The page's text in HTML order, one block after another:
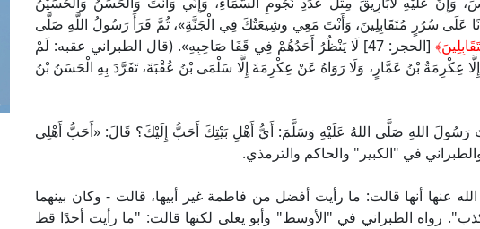
عَلَى سُرُرٍ مُتَقَابِلِينَ، وَأَنْتَ مَعِي وشِيعَتُكَ فِي الْجَنَّةِ»، ثُمَّ قَرَأَ رَسُولُ اللَّهِ صَلَّى
[الحجر: 47] لَا يَنْظُرُ أَحَدُهُمْ فِي قَفَا صَاحِبِهِ». (قال الطبراني عقبه: لَمْ
عِكْرِمَةُ بْنُ عَمَّارٍ، وَلَا رَوَاهُ عَنْ عِكْرِمَةَ إِلَّا سَلْمَى بْنُ عُقْبَةَ، تَفَرَّدَ بِهِ الْحَسَنُ بْنُ
اللهِ صَلَّى اللهُ عَلَيْهِ وَسَلَّمَ: أَيُّ أَهْلِ بَيْتِكَ أَحَبُّ إِلَيْكَ؟ قَالَ: «أَحَبُّ أَهْلِي
في "الكبير" والحاكم والترمذي.
عنها أنها قالت: ما رأيت أفضل من فاطمة غير أبيها، قالت - وكان بينهما
رواه الطبراني في "الأوسط" وأبو يعلى لكنها قالت: "ما رأيت أحدًا قط